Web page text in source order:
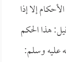
إلا إذا
هذا الحكم
عليه وسلم: